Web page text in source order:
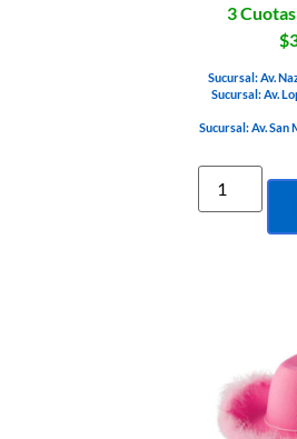
3
Sucursal: Av.
Sucursal: Av.
Sucursal: Av. San